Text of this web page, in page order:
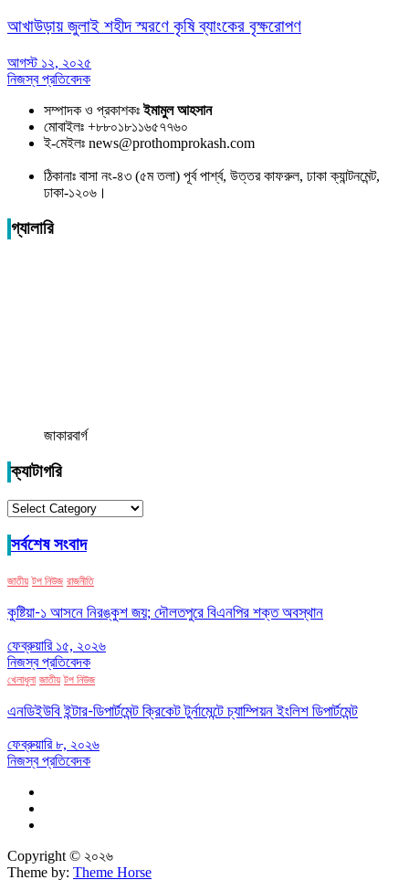
আখাউড়ায় জুলাই শহীদ স্মরণে কৃষি ব্যাংকের বৃক্ষরোপণ
আগস্ট ১২, ২০২৫
নিজস্ব প্রতিবেদক
সম্পাদক ও প্রকাশকঃইমামুল আহসান
মোবাইলঃ +৮৮০১৮১১৬৫৭৭৬০
ই-মেইলঃ news@prothomprokash.com
ঠিকানাঃ বাসা নং-৪৩ (৫ম তলা) পূর্ব পার্শ্ব, উত্তর কাফরুল, ঢাকা ক্যান্টনমেন্ট,
ঢাকা-১২০৬।
গ্যালারি
জাকারবার্গ
ক্যাটাগরি
ক্যাটাগরি
সর্বশেষ সংবাদ
জাতীয় টপ নিউজ রাজনীতি
কুষ্টিয়া-১ আসনে নিরঙ্কুশ জয়; দৌলতপুরে বিএনপির শক্ত অবস্থান
ফেব্রুয়ারি ১৫, ২০২৬
নিজস্ব প্রতিবেদক
খেলাধুলা জাতীয় টপ নিউজ
এনডিইউবি ইন্টার-ডিপার্টমেন্ট ক্রিকেট টুর্নামেন্টে চ্যাম্পিয়ন ইংলিশ ডিপার্টমেন্ট
ফেব্রুয়ারি ৮, ২০২৬
নিজস্ব প্রতিবেদক
Copyright © ২০২৬
Theme by: Theme Horse